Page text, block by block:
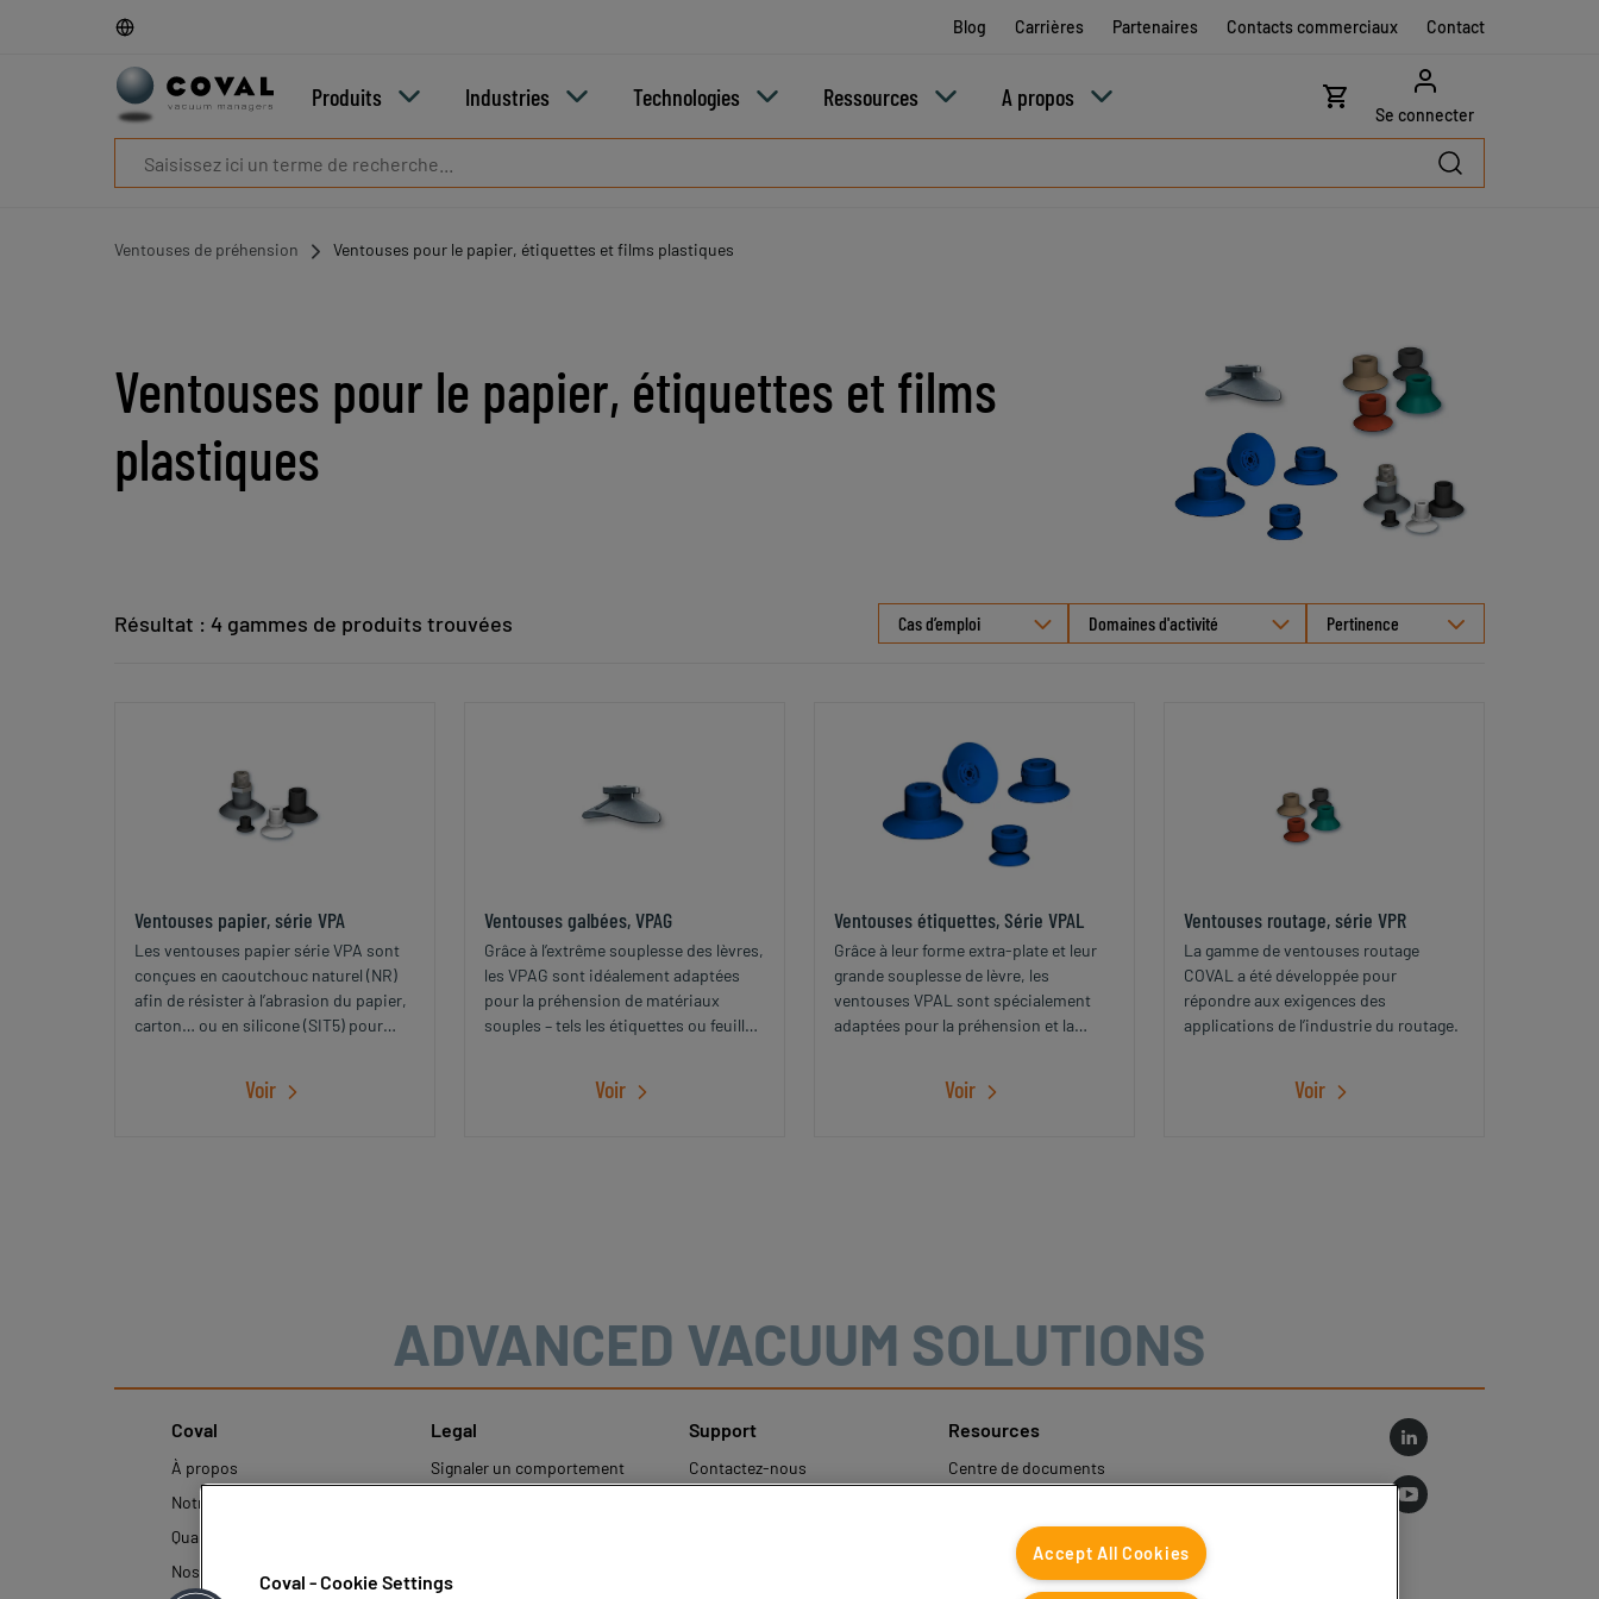
Blog Carrières Partenaires Contacts commerciaux Contact
Produits Industries Technologies Ressources A propos
Se connecter
Ventouses de préhension Ventouses pour le papier, étiquettes et films plastiques
Ventouses pour le papier, étiquettes et films
plastiques
Résultat : 4 gammes de produits trouvées
le
Cas d’emploi Domaines d'activité
Ventouses papier, série VPA
Les ventouses papier série VPA sont
conçues en caoutchouc naturel (NR)
afin de résister à l’abrasion du papier,
carton… ou en silicone (SIT5) pour
Voir
Ventouses galbées, VPAG
Grâce à l’extrême souplesse des lèvres,
les VPAG sont idéalement adaptées
pour la préhension de matériaux
souples – tels les étiquettes ou feuilles
d’assurer une fonction ...
Voir
Ventouses étiquettes, Série VPAL
Grâce à leur forme extra-plate et leur
grande souplesse de lèvre, les
ventouses VPAL sont spécialement
adaptées pour la préhension et la
conçues en silicone pour répondre...
Voir
Ventouses routage, série VPR
La gamme de ventouses routage
COVAL a été développée pour
répondre aux exigences des
applications de l’industrie du routage.
Voir
ADVANCED VACUUM SOLUTIONS
Coval
À propos
Notre histoire
Qualité et Innovation
Nos technologies
Legal
Signaler un comportement
inapproprié
données personnelles
Support
Contactez-nous
Resources
Centre de documents
Industries
Technologies
Ressources
Partenaires
Coval - Cookie Settings
Accept All Cookies